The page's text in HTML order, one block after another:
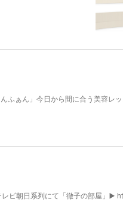
ふぁん」今日から間に合う美容レ
ビ朝日系列にて「徹子の部屋」▶️